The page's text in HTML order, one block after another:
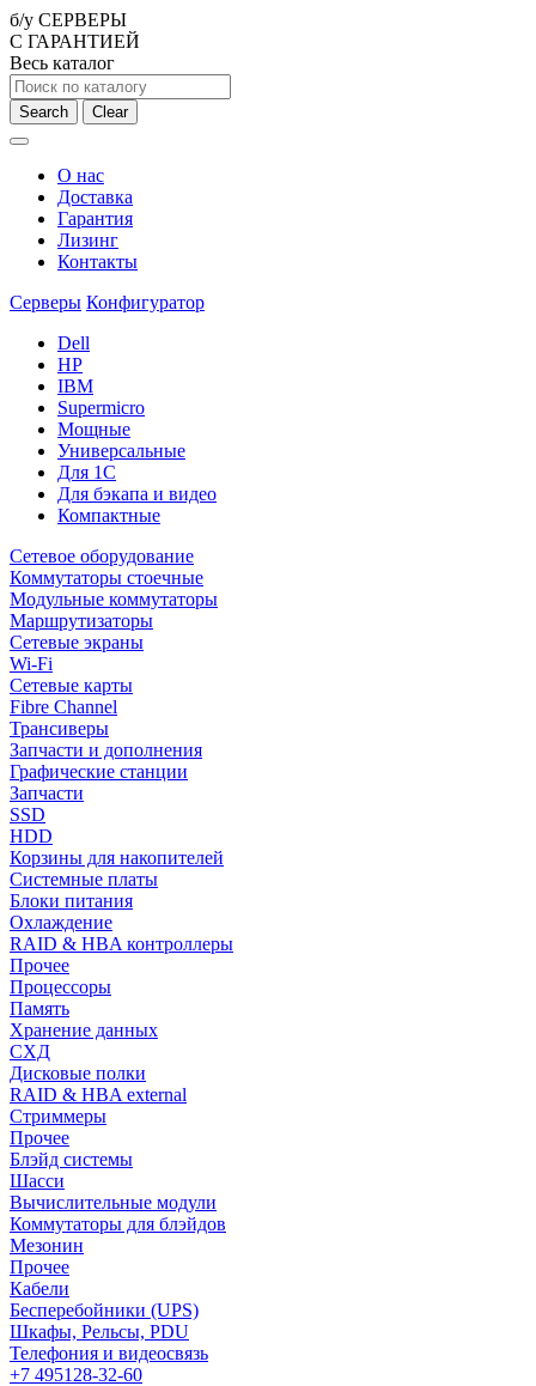
б/у СЕРВЕРЫ
С ГАРАНТИЕЙ
Весь каталог
Search Clear
О нас
Доставка
Гарантия
Лизинг
Контакты
Серверы Конфигуратор
Dell
HP
IBM
Supermicro
Мощные
Универсальные
Для 1С
Для бэкапа и видео
Компактные
Сетевое оборудование
Коммутаторы стоечные
Модульные коммутаторы
Маршрутизаторы
Сетевые экраны
Wi-Fi
Сетевые карты
Fibre Channel
Трансиверы
Запчасти и дополнения
Графические станции
Запчасти
SSD
HDD
Корзины для накопителей
Системные платы
Блоки питания
Охлаждение
RAID & HBA контроллеры
Прочее
Процессоры
Память
Хранение данных
СХД
Дисковые полки
RAID & HBA external
Стриммеры
Прочее
Блэйд системы
Шасси
Вычислительные модули
Коммутаторы для блэйдов
Мезонин
Прочее
Кабели
Бесперебойники (UPS)
Шкафы, Рельсы, PDU
Телефония и видеосвязь
+7 495128-32-60